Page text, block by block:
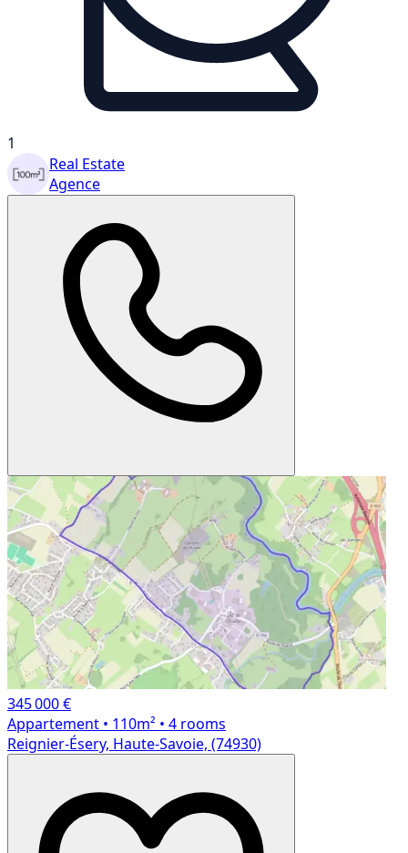
1
Real Estate
Agence
345 000 €
Appartement • 110m² • 4 rooms
Reignier-Ésery, Haute-Savoie, (74930)